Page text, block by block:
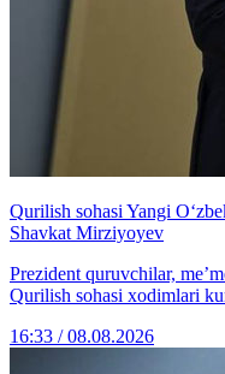
Qurilish sohasi Yangi
Shavkat Mirziyoyev
Prezident quruvchilar,
Qurilish sohasi xodimlari
16:33 / 08.08.2026